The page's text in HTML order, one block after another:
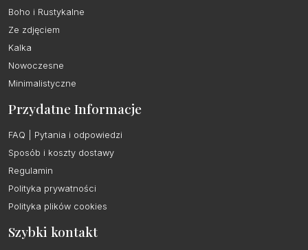
Boho i Rustykalne
Ze zdjęciem
Kalka
Nowoczesne
Minimalistyczne
Przydatne Informacje
FAQ | Pytania i odpowiedzi
Sposób i koszty dostawy
Regulamin
Polityka prywatności
Polityka plików cookies
Szybki kontakt